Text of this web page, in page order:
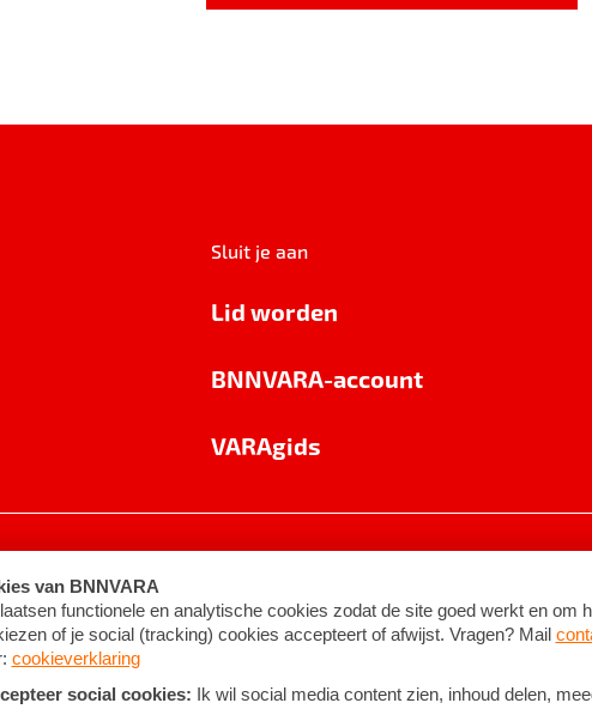
Sluit je aan
Lid worden
BNNVARA-account
VARAgids
Algemene voorwaarden ©2026BNNVARA